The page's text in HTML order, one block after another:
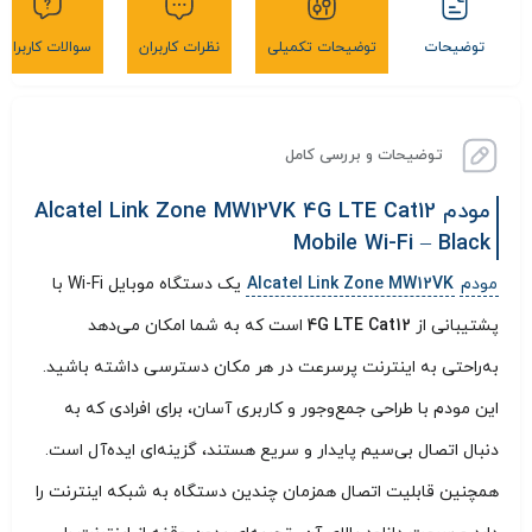
توضیحات توضیحات تکمیلی نظرات کاربران سوالات کاربران
توضیحات و بررسی کامل
مودم Alcatel Link Zone MW12VK 4G LTE Cat12
Mobile Wi-Fi – Black
مودم Alcatel Link Zone MW12VK
یک دستگاه موبایل Wi-Fi با
پشتیبانی از 4G LTE Cat12 است که به شما امکان می‌دهد
به‌راحتی به اینترنت پرسرعت در هر مکان دسترسی داشته باشید.
این مودم با طراحی جمع‌وجور و کاربری آسان، برای افرادی که به
دنبال اتصال بی‌سیم پایدار و سریع هستند، گزینه‌ای ایده‌آل است.
همچنین قابلیت اتصال همزمان چندین دستگاه به شبکه اینترنت را